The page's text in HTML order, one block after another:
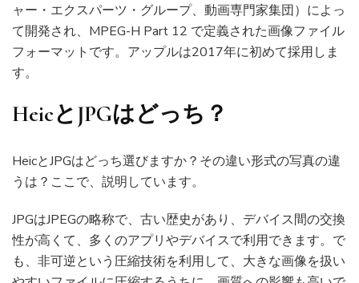
ャー・エクスパーツ・グループ、動画専門家集団）によっ
て開発され、MPEG-H Part 12 で定義された画像ファイル
フォーマットです。アップルは2017年に初めて採用しま
す。
HeicとJPGはどっち ？
HeicとJPGはどっち選びますか？その違い形式の写真の違
うは？ここで、説明しています。
JPGはJPEGの略称で、古い歴史があり、デバイス間の交換
性が高くて、多くのアプリやデバイスで利用できます。で
も、非可逆という圧縮技術を利用して、大きな画像を扱い